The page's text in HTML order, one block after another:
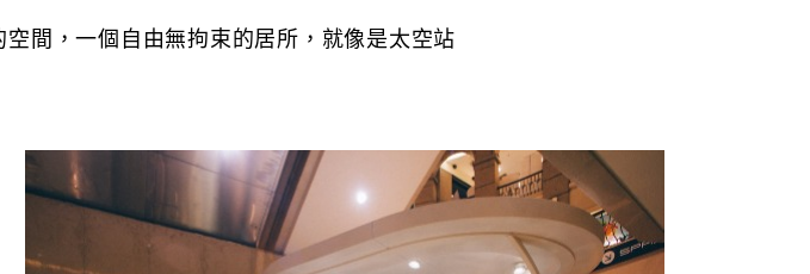
間，一個自由無拘束的居所，就像是太空站